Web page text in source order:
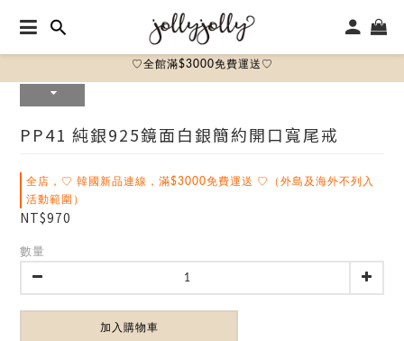
♡全館滿$3000免費運送♡
PP41 純銀925鏡面白銀簡約開口寬尾戒
全店，♡ 韓國新品連線，滿$3000免費運送 ♡（外島及海外不列入
活動範圍）
NT$970
數量
加入購物車